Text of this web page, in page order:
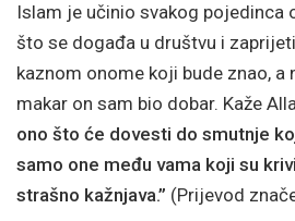
Islam je učinio svakog pojedinca
što se događa u društvu i
kaznom onome koji bude znao, a
makar on sam bio dobar. Kaže
ono što će dovesti do smutnje
samo one među vama koji su
strašno kažnjava.” (Prijevod